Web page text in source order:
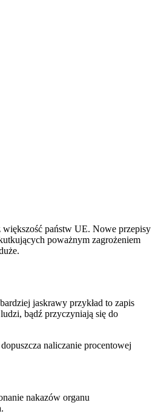
państw UE. Nowe przepisy
poważnym zagrożeniem
jaskrawy przykład to zapis
bądź przyczyniają się do
naliczanie procentowej
nakazów organu